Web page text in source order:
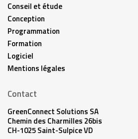
Conseil et étude
Conception
Programmation
Formation
Logiciel
Mentions légales
Contact
GreenConnect Solutions SA
Chemin des Charmilles 26bis
CH-1025 Saint-Sulpice VD